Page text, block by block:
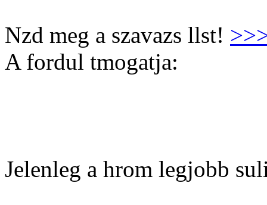
Nzd meg a szavazs llst!
A fordul tmogatja:
Jelenleg a hrom legjobb